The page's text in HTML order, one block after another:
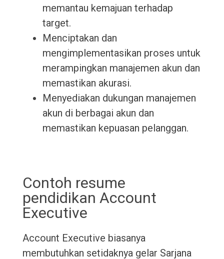
memantau kemajuan terhadap
target.
Menciptakan dan
mengimplementasikan proses untuk
merampingkan manajemen akun dan
memastikan akurasi.
Menyediakan dukungan manajemen
akun di berbagai akun dan
memastikan kepuasan pelanggan.
Contoh resume
pendidikan Account
Executive
Account Executive biasanya
membutuhkan setidaknya gelar Sarjana